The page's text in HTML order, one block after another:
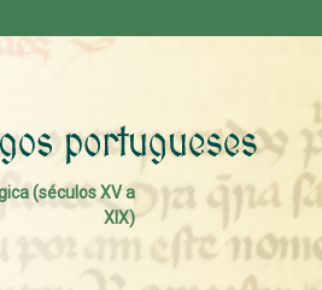
(séculos XV a
XIX)